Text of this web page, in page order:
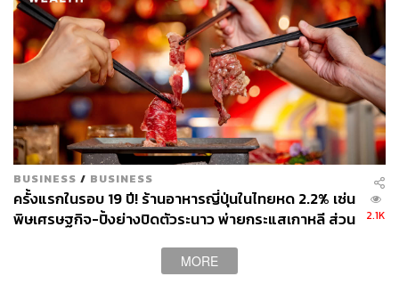
BUSINESS / BUSINESS
ครั้งแรกในรอบ 19 ปี! ร้านอาหารญี่ปุ่นในไทยหด 2.2% เซ่น
พิษเศรษฐกิจ-ปิ้งย่างปิดตัวระนาว พ่ายกระแสเกาหลี ส่วน
2.1K
MORE